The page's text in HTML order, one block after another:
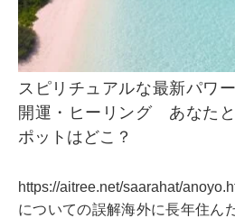
スピリチュアルな最新パワ
開運・ヒーリング あなた
ポットはどこ？
https://aitree.net/saarahat/
についての誤解海外に長年住ん